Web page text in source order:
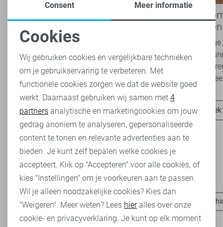
travelkwaliteit
Het najaar vraagt om kleding die comfortabel,
veelzijdig én stijlvol is. Met de nieuwe Lady
Day najaarscollectie 2026 ben je helemaal
Ontdek nu
Boho
overal
Van
zachte
Romance
het
Heb je dit al eens bekeken?
Ydence broeken Ydence blouses Jacqueline de Yong t-
Noodzakelijke cookies
Personalisatie cookies
Analytische cookies
Marketing cookies
Consent Meer informatie
Cookies
Wij gebruiken cookies en vergelijkbare technieken
om je gebruikservaring te verbeteren. Met
functionele cookies zorgen we dat de website goed
werkt. Daarnaast gebruiken wij samen met 4
partners analytische en marketingcookies om jouw
gedrag anoniem te analyseren, gepersonaliseerde
content te tonen en relevante advertenties aan te
bieden. Je kunt zelf bepalen welke cookies je
accepteert. Klik op "Accepteren" voor alle cookies, of
kies "Instellingen" om je voorkeuren aan te passen.
Wil je alleen noodzakelijke cookies? Kies dan
"Weigeren". Meer weten? Lees hieralles over onze
cookie- en privacyverklaring. Je kunt op elk moment